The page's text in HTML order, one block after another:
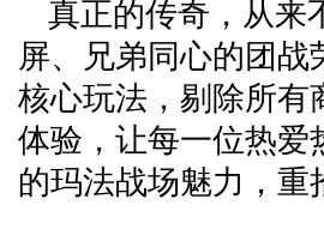
真正的传奇，从来
屏、兄弟同心的团
核心玩法，剔除所有
体验，让每一位热爱
的玛法战场魅力，重